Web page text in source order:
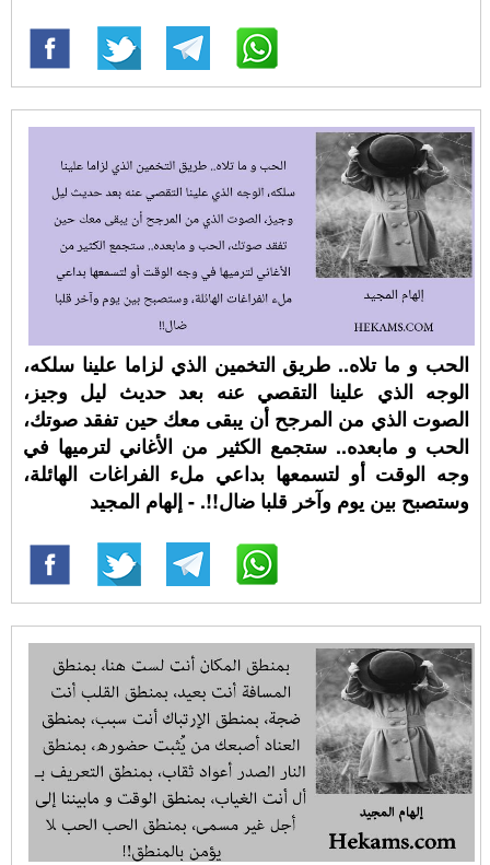
الحب و ما تلاه.. طريق التخمين الذي لزاما علينا سلكه،
الوجه الذي علينا التقصي عنه بعد حديث ليل وجيز،
الصوت الذي من المرجح أن يبقى معك حين تفقد صوتك،
الحب و مابعده.. ستجمع الكثير من الأغاني لترميها في
وجه الوقت أو لتسمعها بداعي ملء الفراغات الهائلة،
وستصبح بين يوم وآخر قلبا ضال!!. - إلهام المجيد